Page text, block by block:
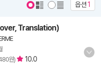
옵션1
Translation)
원) 10.0